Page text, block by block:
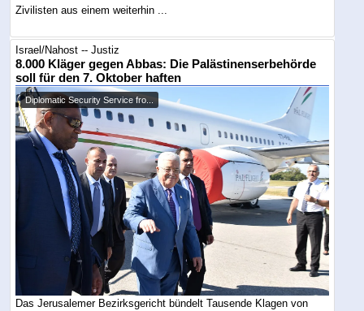
Zivilisten aus einem weiterhin ...
Israel/Nahost -- Justiz
8.000 Kläger gegen Abbas: Die Palästinenserbehörde
soll für den 7. Oktober haften
Diplomatic Security Service fro...
Das Jerusalemer Bezirksgericht bündelt Tausende Klagen von